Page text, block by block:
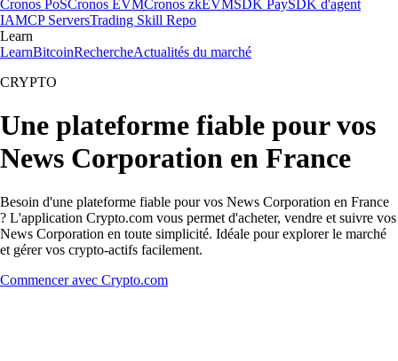
Cronos PoSCronos EVMCronos zkEVMSDK PaySDK d'agent
IAMCP ServersTrading Skill Repo
Learn
LearnBitcoinRechercheActualités du marché
CRYPTO
Une plateforme fiable pour vos
News Corporation en France
Besoin d'une plateforme fiable pour vos News Corporation en France
? L'application Crypto.com vous permet d'acheter, vendre et suivre vos
News Corporation en toute simplicité. Idéale pour explorer le marché
et gérer vos crypto-actifs facilement.
Commencer avec Crypto.com